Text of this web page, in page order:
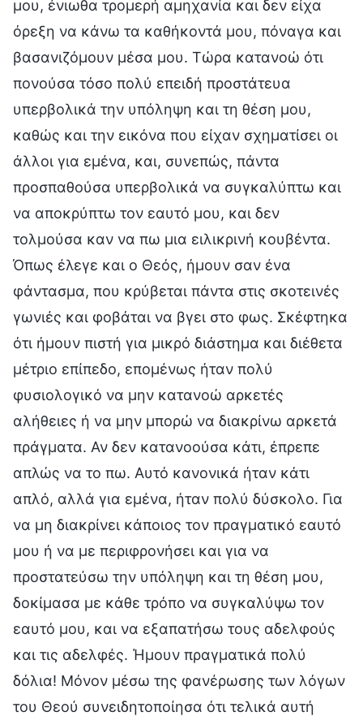
μου, ένιωθα τρομερή αμηχανία και δεν είχα
όρεξη να κάνω τα καθήκοντά μου, πόναγα και
βασανιζόμουν μέσα μου. Τώρα κατανοώ ότι
πονούσα τόσο πολύ επειδή προστάτευα
υπερβολικά την υπόληψη και τη θέση μου,
καθώς και την εικόνα που είχαν σχηματίσει οι
άλλοι για εμένα, και, συνεπώς, πάντα
προσπαθούσα υπερβολικά να συγκαλύπτω και
να αποκρύπτω τον εαυτό μου, και δεν
τολμούσα καν να πω μια ειλικρινή κουβέντα.
Όπως έλεγε και ο Θεός, ήμουν σαν ένα
φάντασμα, που κρύβεται πάντα στις σκοτεινές
γωνιές και φοβάται να βγει στο φως. Σκέφτηκα
ότι ήμουν πιστή για μικρό διάστημα και διέθετα
μέτριο επίπεδο, επομένως ήταν πολύ
φυσιολογικό να μην κατανοώ αρκετές
αλήθειες ή να μην μπορώ να διακρίνω αρκετά
πράγματα. Αν δεν κατανοούσα κάτι, έπρεπε
απλώς να το πω. Αυτό κανονικά ήταν κάτι
απλό, αλλά για εμένα, ήταν πολύ δύσκολο. Για
να μη διακρίνει κάποιος τον πραγματικό εαυτό
μου ή να με περιφρονήσει και για να
προστατεύσω την υπόληψη και τη θέση μου,
δοκίμασα με κάθε τρόπο να συγκαλύψω τον
εαυτό μου, και να εξαπατήσω τους αδελφούς
και τις αδελφές. Ήμουν πραγματικά πολύ
δόλια! Μόνον μέσω της φανέρωσης των λόγων
του Θεού συνειδητοποίησα ότι τελικά αυτή